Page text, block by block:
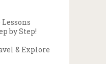
by Step!
& Explore